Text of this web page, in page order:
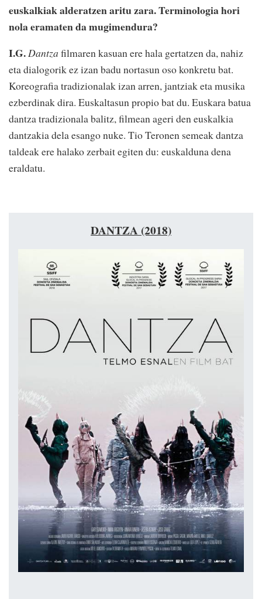
euskalkiak alderatzen aritu zara. Terminologia hori
nola eramaten da mugimendura?
I.G.Dantza filmaren kasuan ere hala gertatzen da, nahiz
eta dialogorik ez izan badu nortasun oso konkretu bat.
Koreografia tradizionalak izan arren, jantziak eta musika
ezberdinak dira. Euskaltasun propio bat du. Euskara batua
dantza tradizionala balitz, filmean ageri den euskalkia
dantzakia dela esango nuke. Tio Teronen semeak dantza
taldeak ere halako zerbait egiten du: euskalduna dena
eraldatu.
DANTZA (2018)